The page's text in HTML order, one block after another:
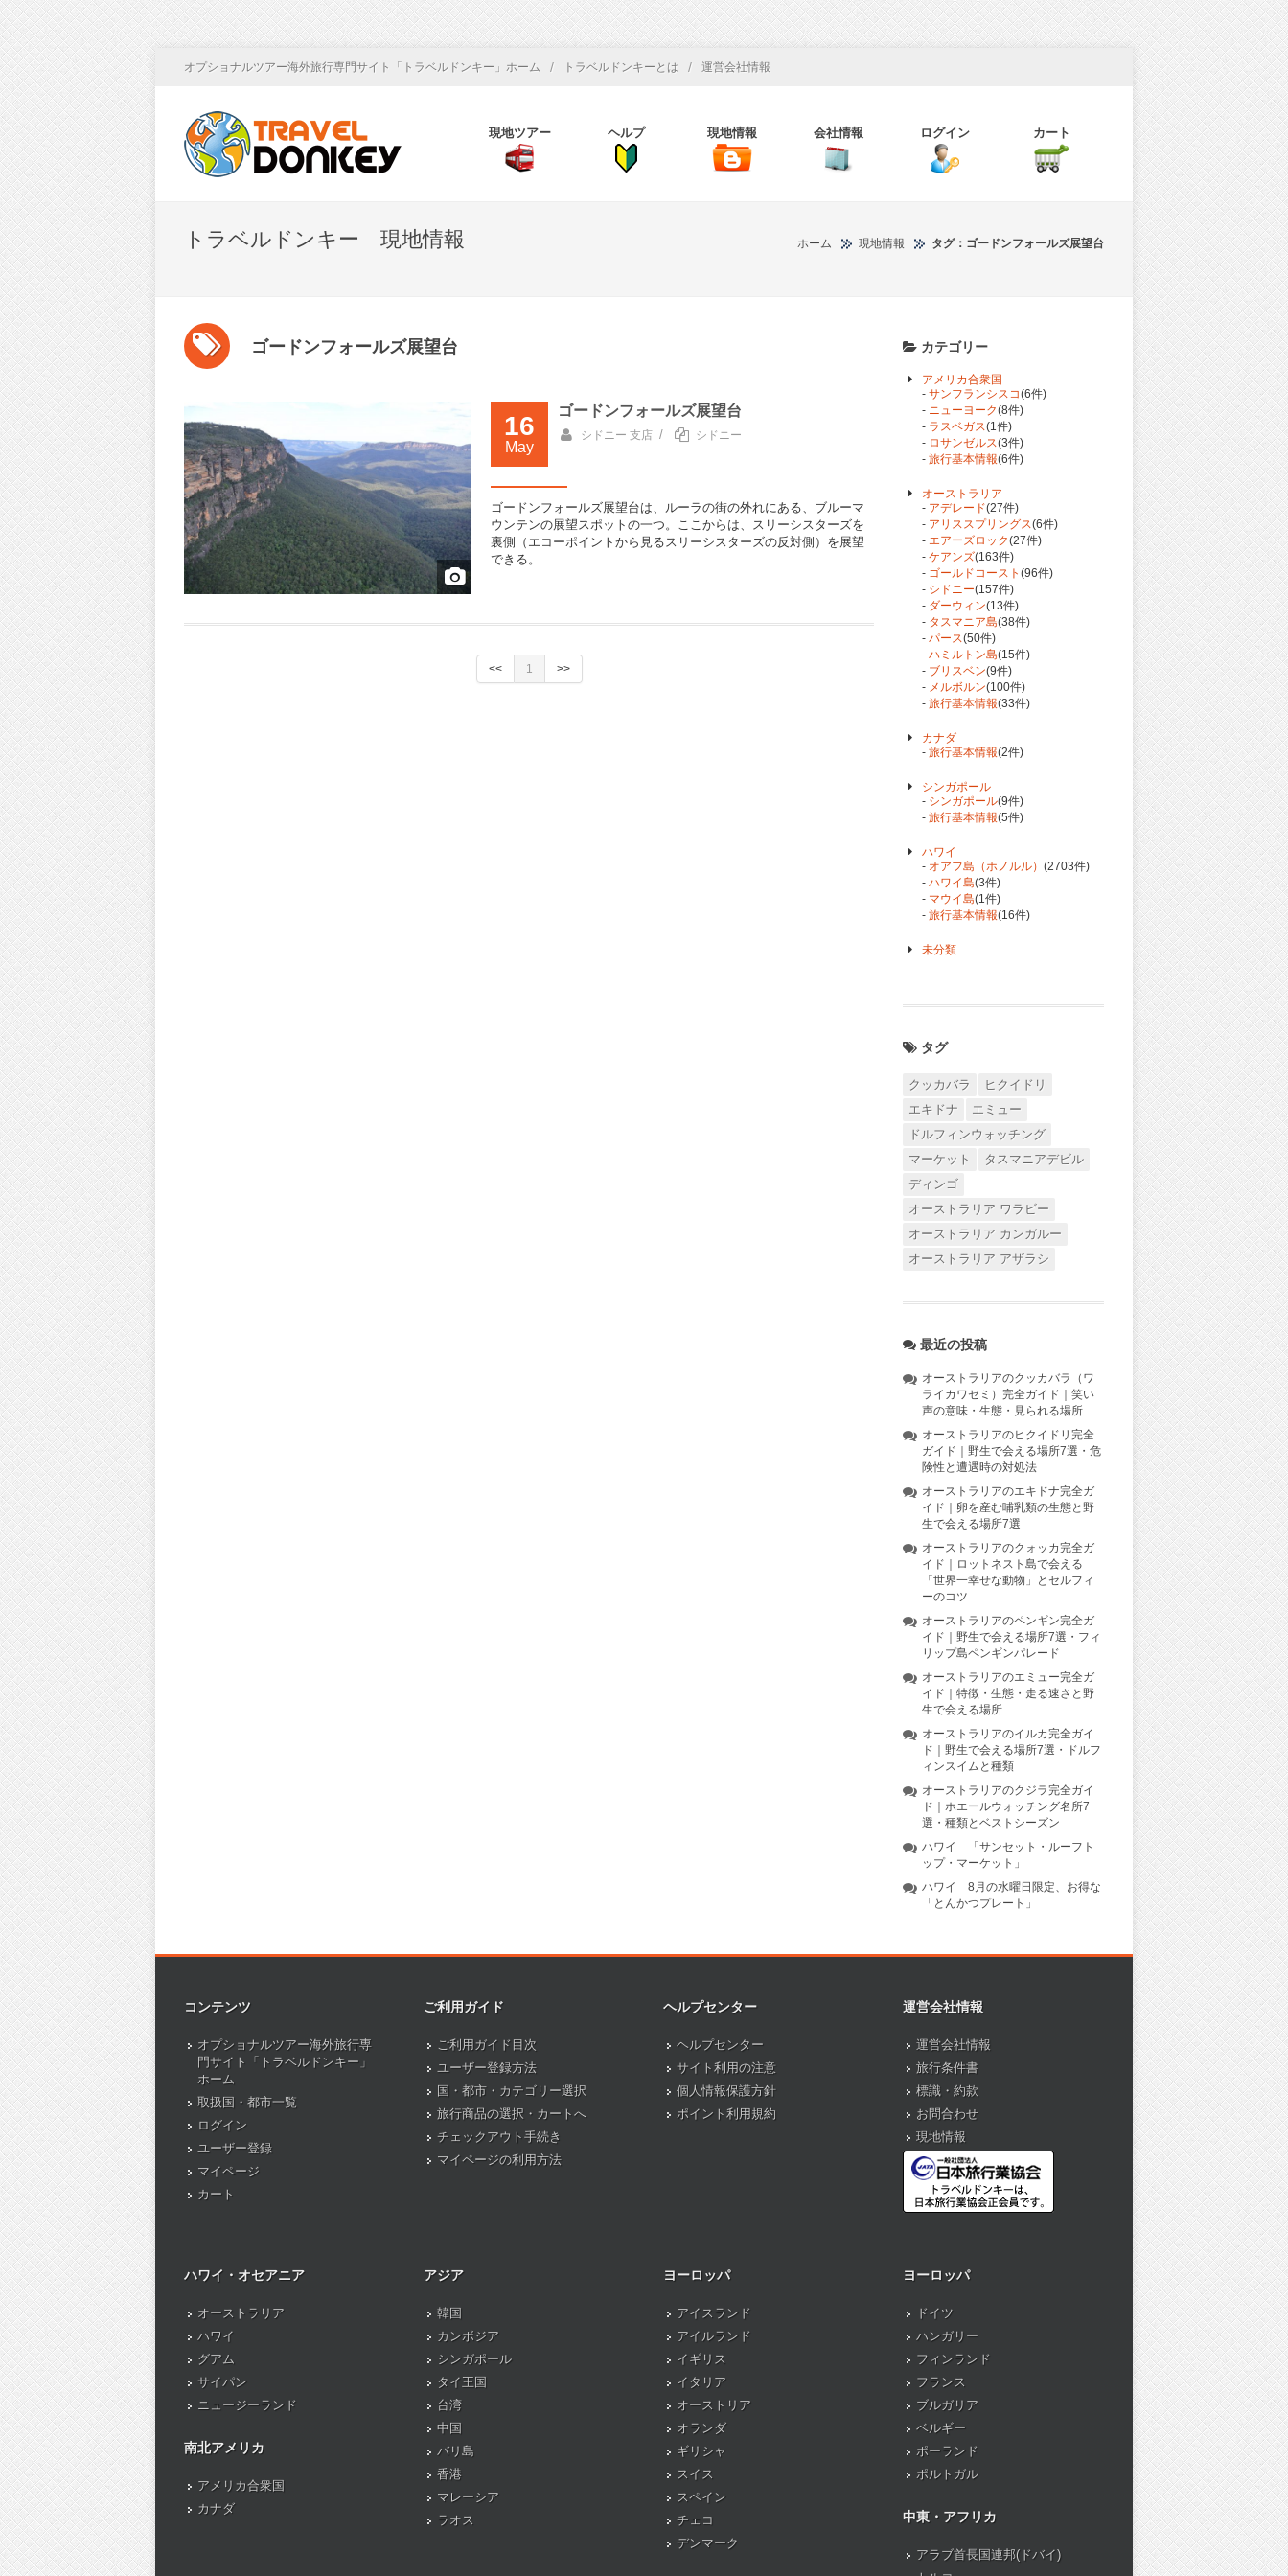
オプショナルツアー海外旅行専門サイト「トラベルドンキー」ホーム / トラベルドンキーとは / 運営会社情報
現地ツアー ヘルプ 現地情報 会社情報 ログイン カート
トラベルドンキー 現地情報 ホーム 現地情報 タグ：ゴードンフォールズ展望台
ゴードンフォールズ展望台
16
May
ゴードンフォールズ展望台
シドニー 支店 / シドニー
ゴードンフォールズ展望台は、ルーラの街の外れにある、ブルーマ
ウンテンの展望スポットの一つ。ここからは、スリーシスターズを
裏側（エコーポイントから見るスリーシスターズの反対側）を展望
できる。
<< 1 >>
カテゴリー
アメリカ合衆国
- サンフランシスコ(6件)
- ニューヨーク(8件)
- ラスベガス(1件)
- ロサンゼルス(3件)
- 旅行基本情報(6件)
オーストラリア
- アデレード(27件)
- アリススプリングス(6件)
- エアーズロック(27件)
- ケアンズ(163件)
- ゴールドコースト (96件)
- シドニー(157件)
- ダーウィン(13件)
- タスマニア島(38件)
- パース(50件)
- ハミルトン島(15件)
- ブリスベン(9件)
- メルボルン(100件)
- 旅行基本情報(33件)
カナダ
- 旅行基本情報(2件)
シンガポール
- シンガポール(9件)
- 旅行基本情報(5件)
ハワイ
- オアフ島（ホノルル） (2703件)
- ハワイ島(3件)
- マウイ島(1件)
- 旅行基本情報(16件)
未分類
タグ
クッカバラ
ヒクイドリ
エキドナ
エミュー
ドルフィンウォッチング
マーケット
タスマニアデビル
ディンゴ
オーストラリア ワラビー
オーストラリア カンガルー
オーストラリア アザラシ
最近の投稿
オーストラリアのクッカバラ（ワ
ライカワセミ）完全ガイド｜笑い
声の意味・生態・見られる場所
オーストラリアのヒクイドリ完全
ガイド｜野生で会える場所7選・危
険性と遭遇時の対処法
オーストラリアのエキドナ完全ガ
イド｜卵を産む哺乳類の生態と野
生で会える場所7選
オーストラリアのクォッカ完全ガ
イド｜ロットネスト島で会える
「世界一幸せな動物」とセルフィ
ーのコツ
オーストラリアのペンギン完全ガ
イド｜野生で会える場所7選・フィ
リップ島ペンギンパレード
オーストラリアのエミュー完全ガ
イド｜特徴・生態・走る速さと野
生で会える場所
オーストラリアのイルカ完全ガイ
ド｜野生で会える場所7選・ドルフ
ィンスイムと種類
オーストラリアのクジラ完全ガイ
ド｜ホエールウォッチング名所7
選・種類とベストシーズン
ハワイ 「サンセット・ルーフト
ップ・マーケット」
ハワイ 8月の水曜日限定、お得な
「とんかつプレート」
コンテンツ
オプショナルツアー海外旅行専
門サイト「トラベルドンキー」
ホーム
取扱国・都市一覧
ログイン
ユーザー登録
マイページ
カート
ご利用ガイド
ご利用ガイド目次
ユーザー登録方法
国・都市・カテゴリー選択
旅行商品の選択・カートへ
チェックアウト手続き
マイページの利用方法
ヘルプセンター
ヘルプセンター
サイト利用の注意
個人情報保護方針
ポイント利用規約
運営会社情報
運営会社情報
旅行条件書
標識・約款
お問合わせ
現地情報
ハワイ・オセアニア
オーストラリア
ハワイ
グアム
サイパン
ニュージーランド
南北アメリカ
アメリカ合衆国
カナダ
アジア
韓国
カンボジア
シンガポール
タイ王国
台湾
中国
バリ島
香港
マレーシア
ラオス
ヨーロッパ
アイスランド
アイルランド
イギリス
イタリア
オーストリア
オランダ
ギリシャ
スイス
スペイン
チェコ
デンマーク
ヨーロッパ
ドイツ
ハンガリー
フィンランド
フランス
ブルガリア
ベルギー
ポーランド
ポルトガル
中東・アフリカ
アラブ首長国連邦(ドバイ)